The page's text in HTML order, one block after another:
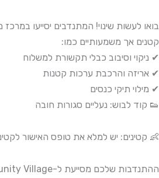
בואו לעשות שינוי! המתנדבים יסייעו
קטנים אך משמעותיים כמו:
✔ ניקוי וסיבוב כבלי תקשורת למשלוח
✔ אריזה והרכבת ערכות קטנות
✔ מילוי תיקי כנסים
👟 קוד לבוש: נעליים סגורות חובה
👶 קטינים: יש למלא את טופס האישור